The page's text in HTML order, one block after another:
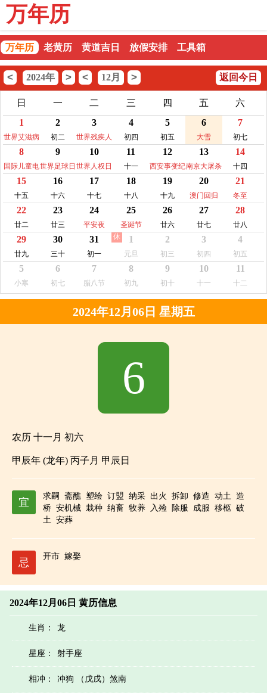
万年历
万年历 老黄历 黄道吉日 放假安排 工具箱
< 2024年 > < 12月 > 返回今日
日 一 二 三 四 五
六
1
世界艾滋病
日
2
初二
3
世界残疾人
日
4
初四
5
初五
6
大雪
7
初七
8
国际儿童电
视日
9
世界足球日
10
世界人权日
11
十一
12
西安事变纪
念日
13
南京大屠杀
纪念日
14
十四
15
十五
16
十六
17
十七
18
十八
19
十九
20
澳门回归
21
冬至
22
廿二
23
廿三
24
平安夜
25
圣诞节
26
廿六
27
廿七
28
廿八
29
廿九
30
三十
31
初一
1
元旦
休 2
初三
3
初四
4
初五
5
小寒
6
初七
7
腊八节
8
初九
9
初十
10
十一
11
十二
2024年12月06日 星期五
6
农历 十一月 初六
甲辰年 (龙年) 丙子月 甲辰日
宜
求嗣 斋醮 塑绘 订盟 纳采 出火 拆卸 修造 动土 造
桥 安机械 栽种 纳畜 牧养 入殓 除服 成服 移柩 破
土 安葬
忌
开市 嫁娶
2024年12月06日 黄历信息
生肖： 龙
星座： 射手座
相冲： 冲狗 （戊戌）煞南